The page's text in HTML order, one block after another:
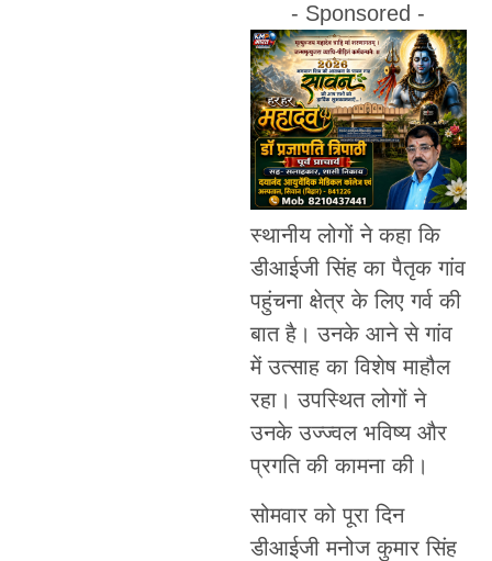
- Sponsored -
स्थानीय लोगों ने कहा कि
डीआईजी सिंह का पैतृक गांव
पहुंचना क्षेत्र के लिए गर्व की
बात है। उनके आने से गांव
में उत्साह का विशेष माहौल
रहा। उपस्थित लोगों ने
उनके उज्ज्वल भविष्य और
प्रगति की कामना की।
सोमवार को पूरा दिन
डीआईजी मनोज कुमार सिंह